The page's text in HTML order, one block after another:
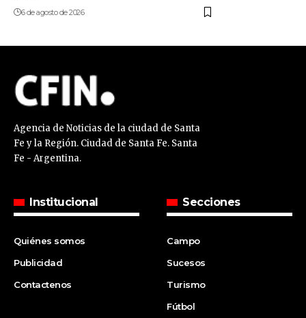
6 de agosto de 2026
Agencia de Noticias de la ciudad de Santa
Fe y la Región. Ciudad de Santa Fe. Santa
Fe - Argentina.
Institucional
Quiénes somos
Publicidad
Contactenos
Secciones
Campo
Sucesos
Turismo
Fútbol